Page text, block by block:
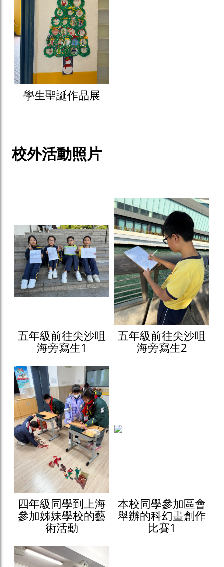
學生聖誕作品展
校外活動照片
五年級前往尖沙咀
海旁寫生1
五年級前往尖沙咀
海旁寫生2
四年級同學到上海
參加姊妹學校的藝
術活動
本校同學參加區會
舉辦的科幻畫創作
比賽1